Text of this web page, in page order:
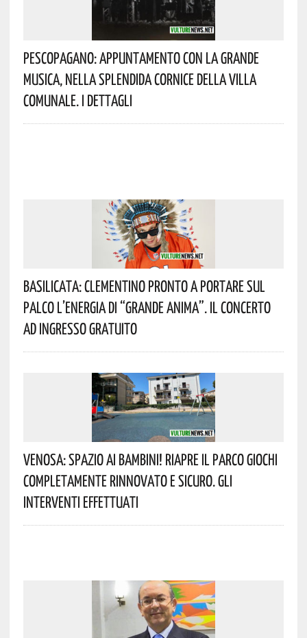
Pescopagano: Appuntamento Con La Grande
Musica, Nella Splendida Cornice Della Villa
Comunale. I Dettagli
Basilicata: Clementino Pronto A Portare Sul
Palco L’energia Di “Grande Anima”. Il Concerto
Ad Ingresso Gratuito
Venosa: Spazio Ai Bambini! Riapre Il Parco Giochi
Completamente Rinnovato E Sicuro. Gli
Interventi Effettuati